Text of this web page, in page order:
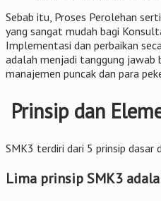
Sebab itu, Proses Perolehan
yang sangat mudah bagi
Implementasi dan perbaikan
adalah menjadi tanggung jawab
manajemen puncak dan para
Prinsip dan
SMK3 terdiri dari 5 prinsip dasar
Lima prinsip SMK3